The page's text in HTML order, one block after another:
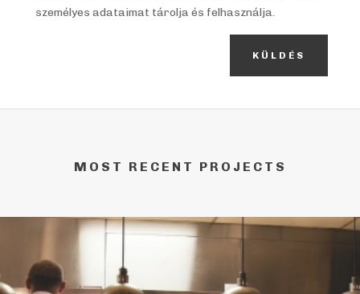
személyes adataimat tárolja és felhasználja.
KÜLDÉS
MOST RECENT PROJECTS